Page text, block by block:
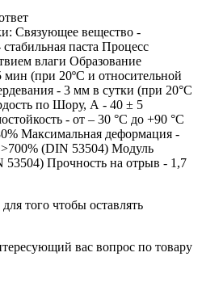
Связующее вещество -
паста Процесс
влаги Образование
(при 20ºC и относительной
- 3 мм в сутки (при 20°C
по Шору, А - 40 ± 5
- от – 30 °C до +90 °C
Максимальная деформация -
(DIN 53504) Модуль
Прочность на отрыв - 1,7
для того чтобы оставлять
вас вопрос по товару